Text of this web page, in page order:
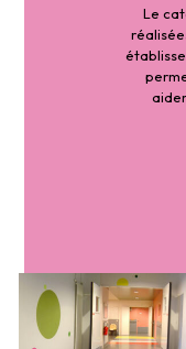
Le